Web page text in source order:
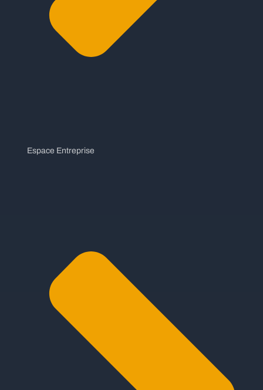
Espace Entreprise